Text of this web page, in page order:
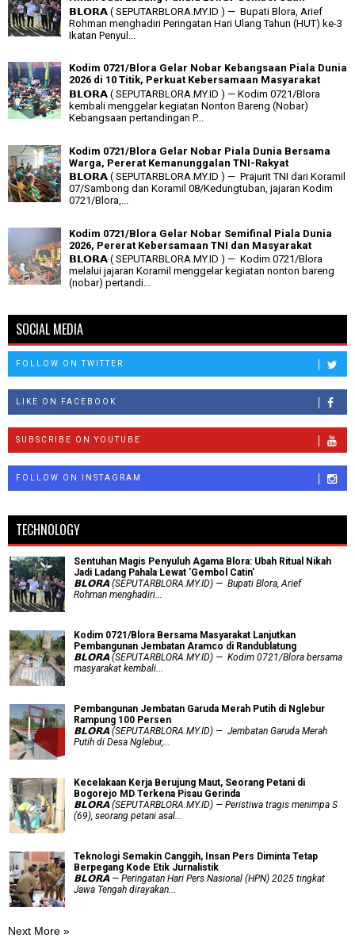
𝗕𝗟𝗢𝗥𝗔 ( SEPUTARBLORA.MY.ID ) — Bupati Blora, Arief
Rohman menghadiri Peringatan Hari Ulang Tahun (HUT) ke-3
Ikatan Penyul...
Kodim 0721/Blora Gelar Nobar Kebangsaan Piala Dunia
2026 di 10 Titik, Perkuat Kebersamaan Masyarakat
𝗕𝗟𝗢𝗥𝗔 ( SEPUTARBLORA.MY.ID ) — Kodim 0721/Blora
kembali menggelar kegiatan Nonton Bareng (Nobar)
Kebangsaan pertandingan P...
Kodim 0721/Blora Gelar Nobar Piala Dunia Bersama
Warga, Pererat Kemanunggalan TNI-Rakyat
𝗕𝗟𝗢𝗥𝗔 ( SEPUTARBLORA.MY.ID ) — Prajurit TNI dari Koramil
07/Sambong dan Koramil 08/Kedungtuban, jajaran Kodim
0721/Blora,...
Kodim 0721/Blora Gelar Nobar Semifinal Piala Dunia
2026, Pererat Kebersamaan TNI dan Masyarakat
𝗕𝗟𝗢𝗥𝗔 ( SEPUTARBLORA.MY.ID ) — Kodim 0721/Blora
melalui jajaran Koramil menggelar kegiatan nonton bareng
(nobar) pertandi...
SOCIAL MEDIA
FOLLOW ON TWITTER
LIKE ON FACEBOOK
SUBSCRIBE ON YOUTUBE
FOLLOW ON INSTAGRAM
TECHNOLOGY
Sentuhan Magis Penyuluh Agama Blora: Ubah Ritual Nikah
Jadi Ladang Pahala Lewat 'Gembol Catin'
𝗕𝗟𝗢𝗥𝗔 (SEPUTARBLORA.MY.ID) — Bupati Blora, Arief
Rohman menghadiri...
Kodim 0721/Blora Bersama Masyarakat Lanjutkan
Pembangunan Jembatan Aramco di Randublatung
𝗕𝗟𝗢𝗥𝗔 (SEPUTARBLORA.MY.ID) — Kodim 0721/Blora bersama
masyarakat kembali...
Pembangunan Jembatan Garuda Merah Putih di Nglebur
Rampung 100 Persen
𝗕𝗟𝗢𝗥𝗔 (SEPUTARBLORA.MY.ID) — Jembatan Garuda Merah
Putih di Desa Nglebur,...
Kecelakaan Kerja Berujung Maut, Seorang Petani di
Bogorejo MD Terkena Pisau Gerinda
𝗕𝗟𝗢𝗥𝗔 (SEPUTARBLORA.MY.ID) — Peristiwa tragis menimpa S
(69), seorang petani asal...
Teknologi Semakin Canggih, Insan Pers Diminta Tetap
Berpegang Kode Etik Jurnalistik
𝗕𝗟𝗢𝗥𝗔 — Peringatan Hari Pers Nasional (HPN) 2025 tingkat
Jawa Tengah dirayakan...
Next More »